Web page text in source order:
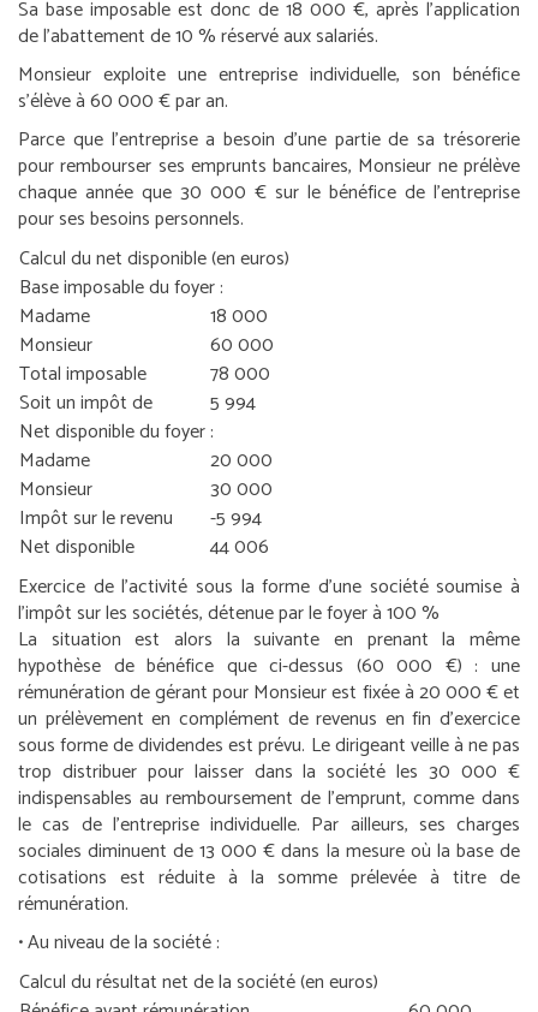
Sa base imposable est donc de 18 000 €, après l’application
de l’abattement de 10 % réservé aux salariés.
Monsieur exploite une entreprise individuelle, son bénéfice
s’élève à 60 000 € par an.
Parce que l’entreprise a besoin d’une partie de sa trésorerie
pour rembourser ses emprunts bancaires, Monsieur ne prélève
chaque année que 30 000 € sur le bénéfice de l’entreprise
pour ses besoins personnels.
Calcul du net disponible (en euros)
Base imposable du foyer :
Madame
18 000
Monsieur
60 000
Total imposable
78 000
Soit un impôt de
5 994
Net disponible du foyer :
Madame
20 000
Monsieur
30 000
Impôt sur le revenu
-5 994
Net disponible
44 006
Exercice de l’activité sous la forme d’une société soumise à
l’impôt sur les sociétés, détenue par le foyer à 100 %
La situation est alors la suivante en prenant la même
hypothèse de bénéfice que ci-dessus (60 000 €) : une
rémunération de gérant pour Monsieur est fixée à 20 000 € et
un prélèvement en complément de revenus en fin d’exercice
sous forme de dividendes est prévu. Le dirigeant veille à ne pas
trop distribuer pour laisser dans la société les 30 000 €
indispensables au remboursement de l’emprunt, comme dans
le cas de l’entreprise individuelle. Par ailleurs, ses charges
sociales diminuent de 13 000 € dans la mesure où la base de
cotisations est réduite à la somme prélevée à titre de
rémunération.
• Au niveau de la société :
Calcul du résultat net de la société (en euros)